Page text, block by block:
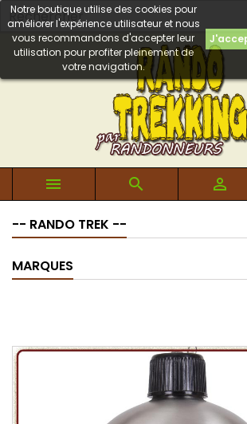
Notre boutique utilise des cookies pour
améliorer l'expérience utilisateur et nous
vous recommandons d'accepter leur
utilisation pour profiter pleinement de
votre navigation.
  
-- RANDO TREK --
MARQUES